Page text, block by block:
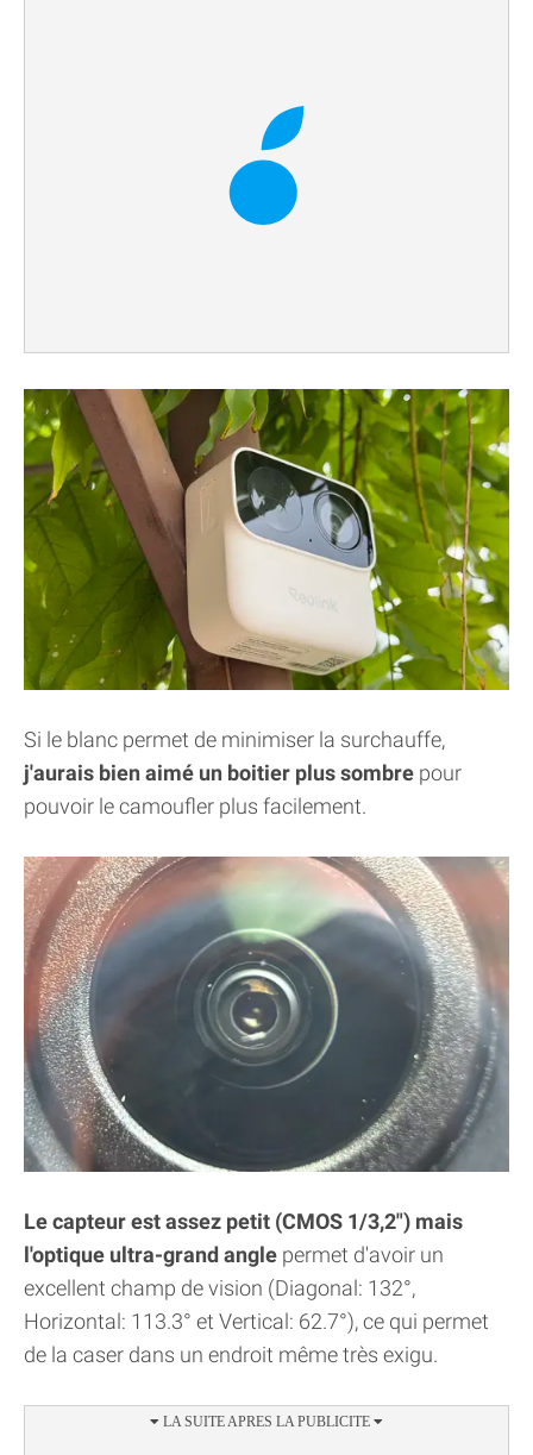
Si le blanc permet de minimiser la surchauffe,
j'aurais bien aimé un boitier plus sombre pour
pouvoir le camoufler plus facilement.
Le capteur est assez petit (CMOS 1/3,2") mais
l'optique ultra-grand angle permet d'avoir un
excellent champ de vision (Diagonal: 132°,
Horizontal: 113.3° et Vertical: 62.7°), ce qui permet
de la caser dans un endroit même très exigu.